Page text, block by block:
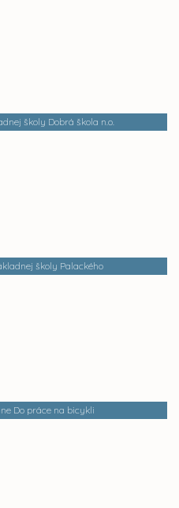
školy Dobrá škola n.o.
školy Palackého
Do práce na bicykli